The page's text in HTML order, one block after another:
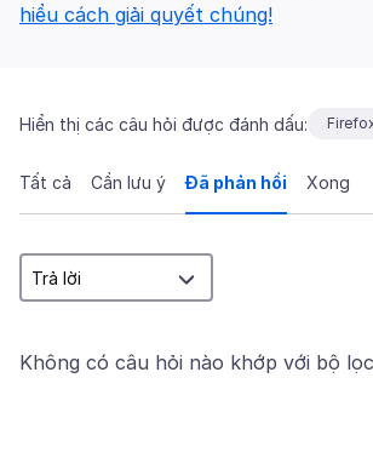
hiểu cách giải quyết chúng!
Hiển thị các câu hỏi được đánh dấu:
Tất cả Cần lưu ý Đã phản hồi Xong
Không có câu hỏi nào khớp với bộ